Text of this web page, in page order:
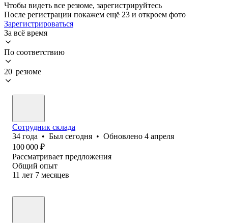
Чтобы видеть все резюме, зарегистрируйтесь
После регистрации покажем ещё 23 и откроем фото
Зарегистрироваться
За всё время
По соответствию
20 резюме
Сотрудник склада
34 года • Был сегодня • Обновлено 4 апреля
100 000 ₽
Рассматривает предложения
Общий опыт
11 лет 7 месяцев